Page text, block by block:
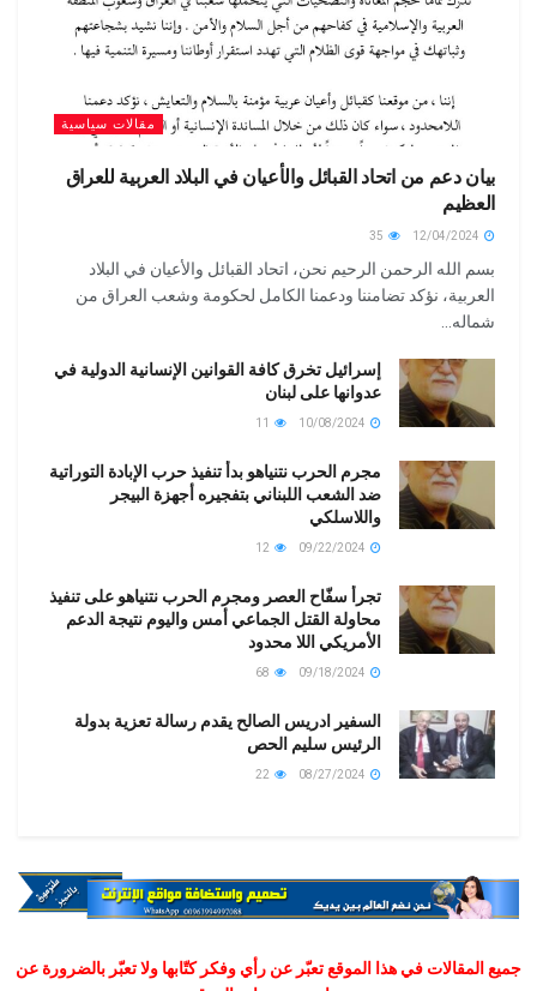
مقالات سياسية
بيان دعم من اتحاد القبائل والأعيان في البلاد العربية للعراق
العظيم
بسم الله الرحمن الرحيم نحن، اتحاد القبائل والأعيان في البلاد
العربية، نؤكد تضامننا ودعمنا الكامل لحكومة وشعب العراق من
شماله...
إسرائيل تخرق كافة القوانين الإنسانية الدولية في
عدوانها على لبنان
مجرم الحرب نتنياهو بدأ تنفيذ حرب الإبادة التوراتية
ضد الشعب اللبناني بتفجيره أجهزة البيجر
واللاسلكي
تجرأ سفّاح العصر ومجرم الحرب نتنياهو على تنفيذ
محاولة القتل الجماعي أمس واليوم نتيجة الدعم
الأمريكي اللا محدود
السفير ادريس الصالح يقدم رسالة تعزية بدولة
الرئيس سليم الحص
جميع المقالات في هذا الموقع تعبّر عن رأي وفكر كتّابها ولا تعبّر بالضرورة عن